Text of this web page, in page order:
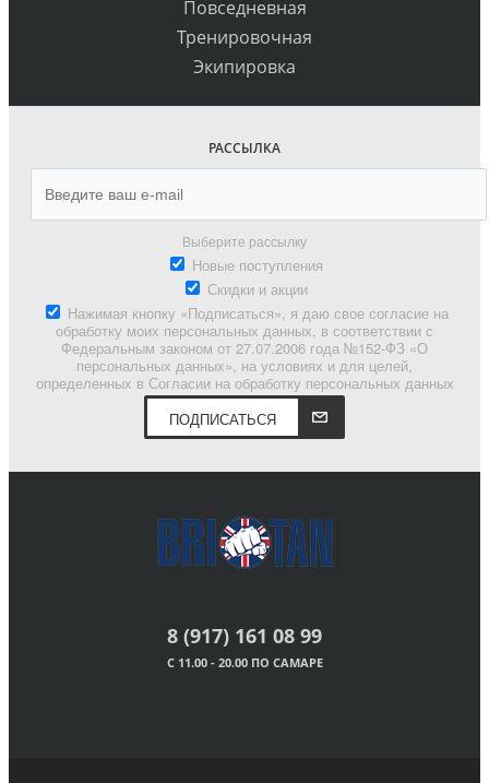
Повседневная
Тренировочная
Экипировка
РАССЫЛКА
Выберите рассылку
Новые поступления
Скидки и акции
Нажимая кнопку «Подписаться», я даю свое согласие на
обработку моих персональных данных, в соответствии с
Федеральным законом от 27.07.2006 года №152-ФЗ «О
персональных данных», на условиях и для целей,
определенных в Согласии на обработку персональных данных
ПОДПИСАТЬСЯ
8 (917) 161 08 99
С 11.00 - 20.00 ПО САМАРЕ